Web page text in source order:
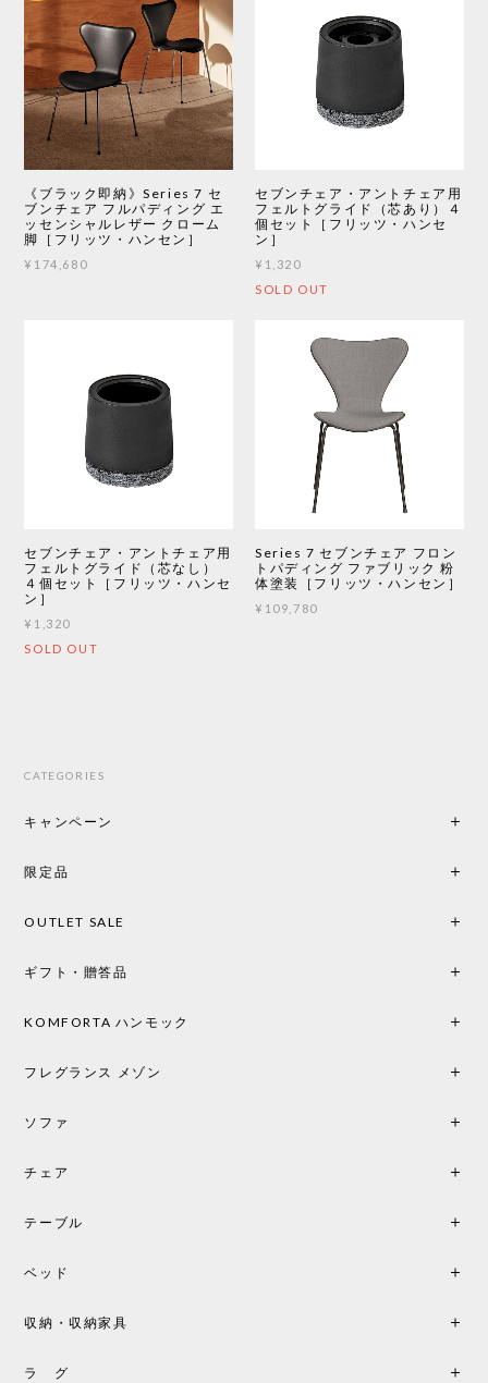
《ブラック即納》Series 7 セ
ブンチェア フルパディング エ
ッセンシャルレザー クローム
脚［フリッツ・ハンセン］
¥174,680
セブンチェア・アントチェア用
フェルトグライド（芯あり）４
個セット［フリッツ・ハンセ
ン］
¥1,320
SOLD OUT
セブンチェア・アントチェア用
フェルトグライド（芯なし）
４個セット［フリッツ・ハンセ
ン］
¥1,320
SOLD OUT
Series 7 セブンチェア フロン
トパディング ファブリック 粉
体塗装［フリッツ・ハンセン］
¥109,780
CATEGORIES
キャンペーン
限定品
OUTLET SALE
ギフト・贈答品
KOMFORTA ハンモック
フレグランス メゾン
ソファ
チェア
テーブル
ベッド
収納・収納家具
ラ グ